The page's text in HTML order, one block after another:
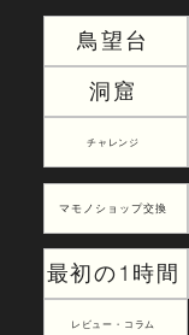
鳥望台
洞窟
チャレンジ
マモノショップ交換
最初の1時間
レビュー・コラム